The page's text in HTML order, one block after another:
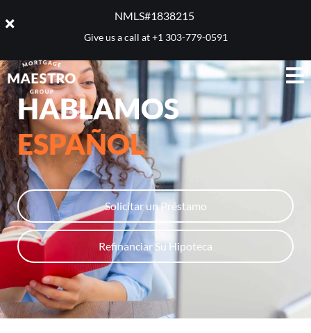
NMLS#1838215 ​
Give us a call at+1 303-779-0591
HABLAMOS
ESPAÑOL
Solicitar un Préstamo
Refinanciar Su Hipoteca